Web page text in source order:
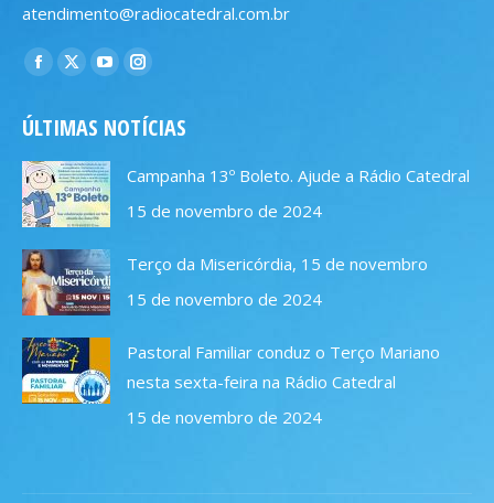
atendimento@radiocatedral.com.br
Encontre-nos em:
Facebook
opens
in
new
window
X
opens
in
new
window
YouTube
opens
in
new
window
Instagram
opens
new
window
ÚLTIMAS NOTÍCIAS
Campanha 13º Boleto. Ajude a Rádio Catedral
15 de novembro de 2024
Terço da Misericórdia, 15 de novembro
15 de novembro de 2024
Pastoral Familiar conduz o Terço Mariano
nesta sexta-feira na Rádio Catedral
15 de novembro de 2024